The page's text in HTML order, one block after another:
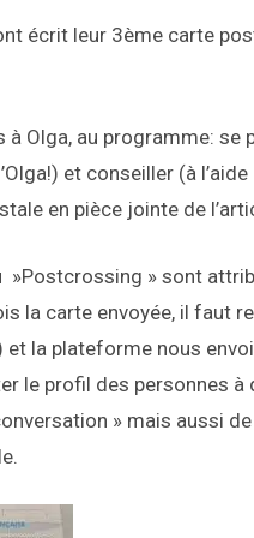
écrit leur 3ème carte
Olga, au programme: se
et conseiller (à
en pièce jointe de
»Postcrossing » sont
la carte envoyée, il faut
la plateforme nous
le profil des personnes à
» mais aussi